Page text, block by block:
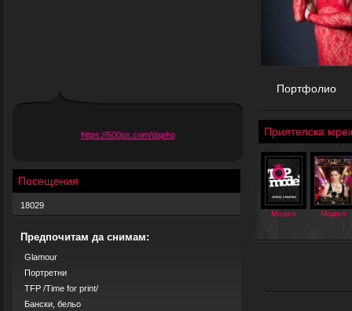
https://500px.com/dapho
Посещения
18029
Предпочитам да снимам:
Glamour
Портретни
TFP /Time for print/
Бански, бельо
Портфолио
Приятелска
Модел Модел